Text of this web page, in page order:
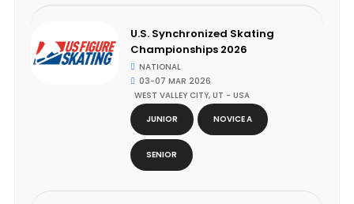
U.S. Synchronized Skating
Championships 2026
NATIONAL
03-07 MAR 2026
WEST VALLEY CITY, UT - USA
JUNIOR
NOVICE A
SENIOR